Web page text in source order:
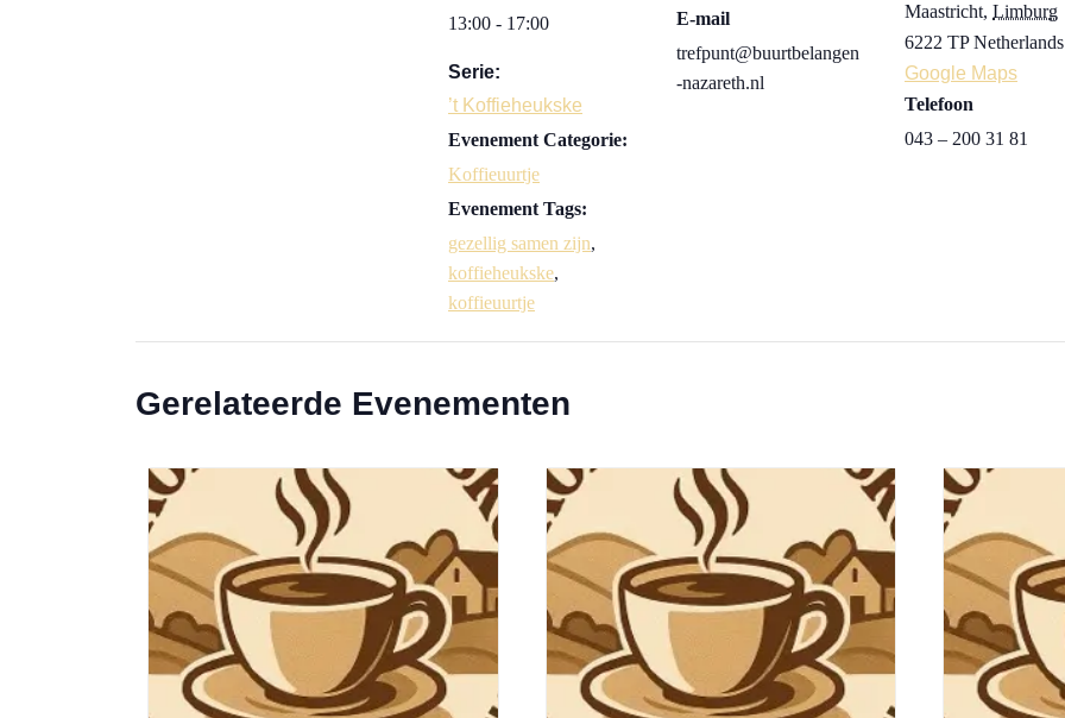
13:00 - 17:00
Serie:
’t Koffieheukske
Evenement Categorie:
Koffieuurtje
Evenement Tags:
gezellig samen zijn,
koffieheukske,
koffieuurtje
E-mail
trefpunt@buurtbelangen
-nazareth.nl
Maastricht, Limburg
6222 TP Netherlands
Google Maps
Telefoon
043 – 200 31 81
Gerelateerde Evenementen